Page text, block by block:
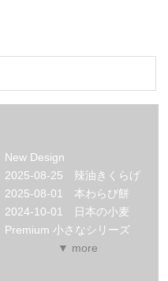
New Design
2025-08-25 辣油きくらげ
2025-08-01 本わらび餅
2024-10-01 日本の小麦
Premium 小さなシリーズ
▼ more